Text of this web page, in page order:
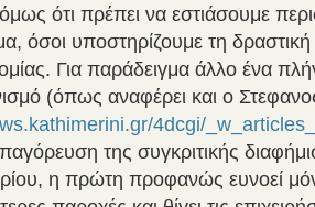
ότι πρέπει να εστιάσουμε
όσοι υποστηρίζουμε τη
Για παράδειγμα άλλο ένα
(όπως αναφέρει και ο
4dcgi/
της συγκριτικής
η πρώτη προφανώς ευνοεί